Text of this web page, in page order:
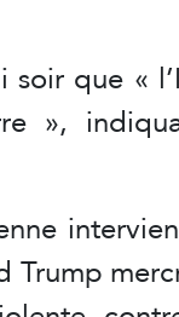
que «
»,